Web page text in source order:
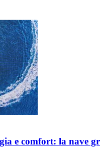
e comfort: la nave